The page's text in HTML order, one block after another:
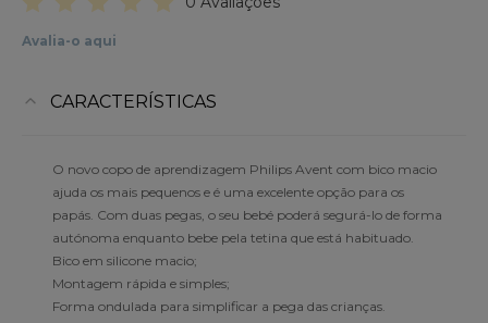
Avalia-o aqui
CARACTERÍSTICAS
O novo copo de aprendizagem Philips Avent com bico macio
ajuda os mais pequenos e é uma excelente opção para os
papás. Com duas pegas, o seu bebé poderá segurá-lo de forma
autónoma enquanto bebe pela tetina que está habituado.
Bico em silicone macio;
Montagem rápida e simples;
Forma ondulada para simplificar a pega das crianças.